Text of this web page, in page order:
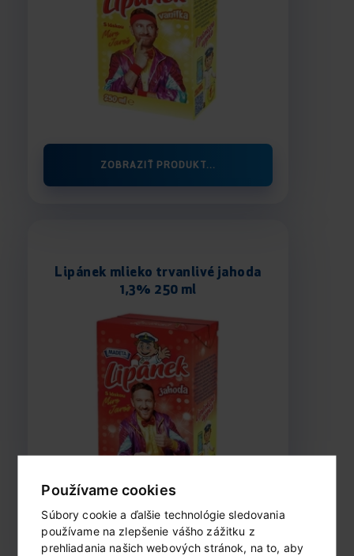
Používame cookies
Súbory cookie a ďalšie technológie sledovania
používame na zlepšenie vášho zážitku z
prehliadania našich webových stránok, na to, aby
ZOBRAZIŤ PRODUKT...
Lipánek mlieko trvanlivé jahoda
1,3% 250 ml
ZOBRAZIŤ PRODUKT...